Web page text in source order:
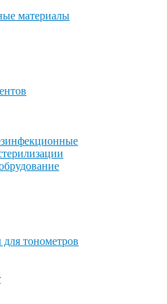
материалы
для тонометров